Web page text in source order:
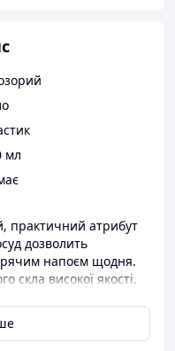
мл
практичний атрибут
дозволить
напоєм щодня.
скла високої якості.
унікального
Сучасне
у